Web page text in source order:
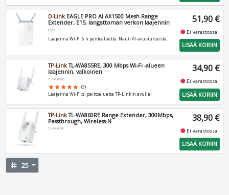
D-Link EAGLE PRO AI AX1500 Mesh Range
Extender, E15, langattoman verkon laajennin
E15/E
Laajenna Wi-Fi 6:n peittoaluetta. Nauti AI-avustuksesta.
51,90 €
fiber_manual_record Ei varastossa
LISÄÄ KORIIN
TP-LinkTL-WA855RE, 300 Mbps Wi-Fi -alueen
laajennin, valkoinen
TL-WA855RE
star star star star star (3)
Laajenna Wi-Fi:si peittoaluetta TP-Linkin avulla!
34,90 €
fiber_manual_record Ei varastossa
LISÄÄ KORIIN
TP-LinkTL-WA860RE Range Extender, 300Mbps,
Passthrough, Wireless-N
TL-WA860RE
38,90 €
fiber_manual_record Ei varastossa
LISÄÄ KORIIN
tag 25